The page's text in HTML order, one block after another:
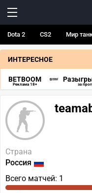
Dota 2 CS2 Мир
ИНТЕРЕСНОЕ
BETBOOM
Реклама 18+ за
Страна
Россия
Всего матчей: 1